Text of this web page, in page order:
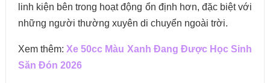
linh kiện bên trong hoạt động ổn định hơn, đặc biệt với
những người thường xuyên di chuyển ngoài trời.
Xem thêm:Xe 50cc Màu Xanh Đang Được Học Sinh
Săn Đón 2026